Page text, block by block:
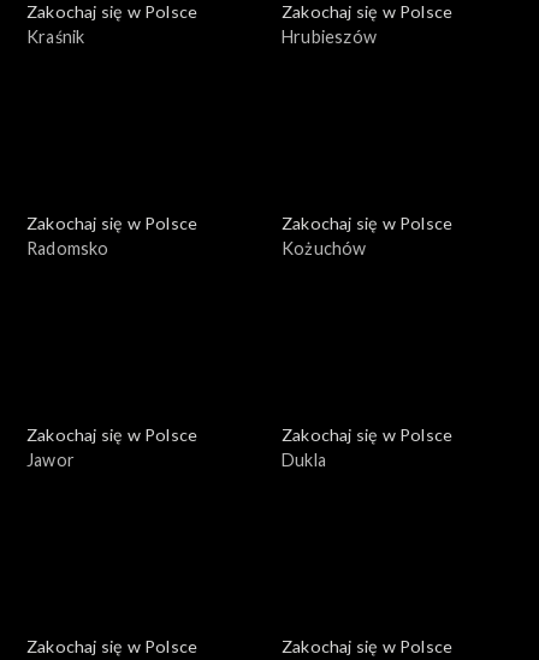
Zakochaj się w Polsce
Kraśnik
Zakochaj się w Polsce
Hrubieszów
Zakochaj się w Polsce
Radomsko
Zakochaj się w Polsce
Kożuchów
Zakochaj się w Polsce
Jawor
Zakochaj się w Polsce
Dukla
Zakochaj się w Polsce
Zakochaj się w Polsce